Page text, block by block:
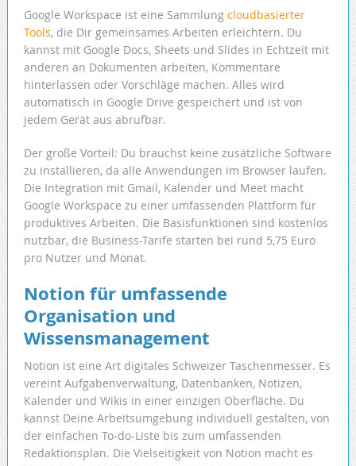
Google Workspace ist eine Sammlung cloudbasierter
Tools, die Dir gemeinsames Arbeiten erleichtern. Du
kannst mit Google Docs, Sheets und Slides in Echtzeit mit
anderen an Dokumenten arbeiten, Kommentare
hinterlassen oder Vorschläge machen. Alles wird
automatisch in Google Drive gespeichert und ist von
jedem Gerät aus abrufbar.
Der große Vorteil: Du brauchst keine zusätzliche Software
zu installieren, da alle Anwendungen im Browser laufen.
Die Integration mit Gmail, Kalender und Meet macht
Google Workspace zu einer umfassenden Plattform für
produktives Arbeiten. Die Basisfunktionen sind kostenlos
nutzbar, die Business-Tarife starten bei rund 5,75 Euro
pro Nutzer und Monat.
Notion für umfassende
Organisation und
Wissensmanagement
Notion ist eine Art digitales Schweizer Taschenmesser. Es
vereint Aufgabenverwaltung, Datenbanken, Notizen,
Kalender und Wikis in einer einzigen Oberfläche. Du
kannst Deine Arbeitsumgebung individuell gestalten, von
der einfachen To-do-Liste bis zum umfassenden
Redaktionsplan. Die Vielseitigkeit von Notion macht es